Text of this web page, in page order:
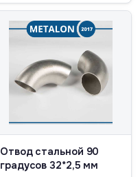
Отвод стальной 90
градусов 32*2,5 мм